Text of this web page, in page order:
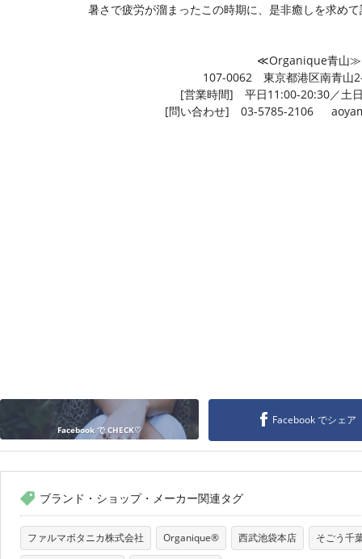
暑さで疲労が溜まったこの時期に、是非癒しを求め
≪Organique青山≫
107-0062 東京都港区南青
[営業時間] 平日11:00-20:30／土
[問い合わせ] 03-5785-2106
Facebook で CHECK♡
Facebook でシェア
ブランド・ショップ・メーカー関連タグ
ファルマボタニカ株式会社 Organique® 西武池袋本店 そごう千